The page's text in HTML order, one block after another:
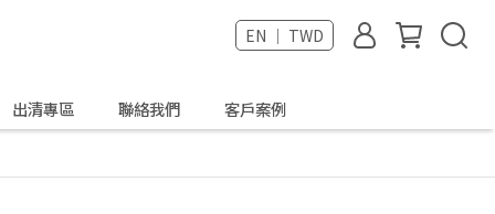
EN ｜ TWD
出清專區 聯絡我們 客戶案例